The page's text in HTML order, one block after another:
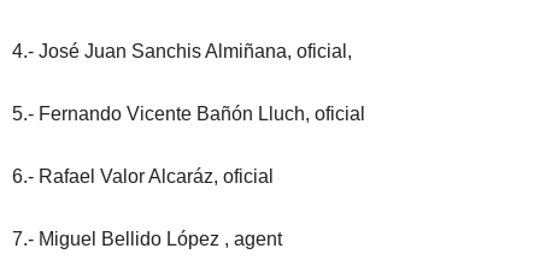
4.- José Juan Sanchis Almiñana, oficial,
5.- Fernando Vicente Bañón Lluch, oficial
6.- Rafael Valor Alcaráz, oficial
7.- Miguel Bellido López , agent